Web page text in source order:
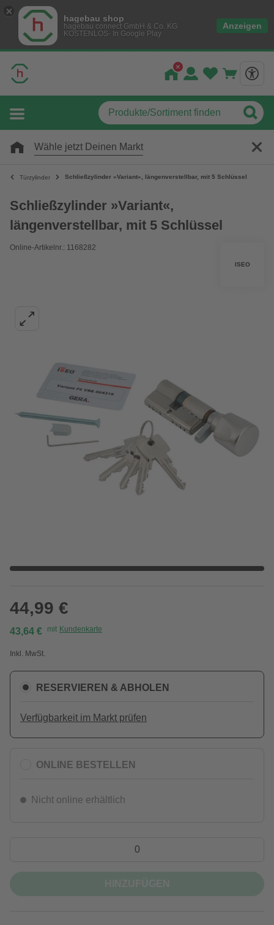
hagebau shop
hagebau connect GmbH & Co. KG
KOSTENLOS- In Google Play
Anzeigen
Wähle jetzt Deinen Markt
Türzylinder Schließzylinder »Variant«, längenverstellbar, mit 5 Schlüssel
Schließzylinder »Variant«,
längenverstellbar, mit 5 Schlüssel
Online-Artikelnr.: 1168282
ISEO
44,99 €
43,64 € mit Kundenkarte
Inkl. MwSt.
RESERVIEREN & ABHOLEN
Verfügbarkeit im Markt prüfen
ONLINE BESTELLEN
Nicht online erhältlich